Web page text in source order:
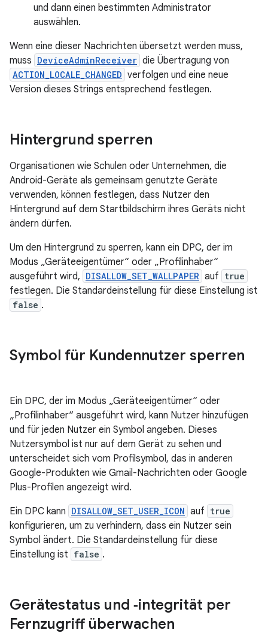
und dann einen bestimmten Administrator
auswählen.
Wenn eine dieser Nachrichten übersetzt werden muss,
muss DeviceAdminReceiver die Übertragung von
ACTION_LOCALE_CHANGED verfolgen und eine neue
Version dieses Strings entsprechend festlegen.
Hintergrund sperren
Organisationen wie Schulen oder Unternehmen, die
Android-Geräte als gemeinsam genutzte Geräte
verwenden, können festlegen, dass Nutzer den
Hintergrund auf dem Startbildschirm ihres Geräts nicht
ändern dürfen.
Um den Hintergrund zu sperren, kann ein DPC, der im
Modus „Geräteeigentümer“ oder „Profilinhaber“
ausgeführt wird, DISALLOW_SET_WALLPAPER auf true
festlegen. Die Standardeinstellung für diese Einstellung ist
false .
Symbol für Kundennutzer sperren
Ein DPC, der im Modus „Geräteeigentümer“ oder
„Profilinhaber“ ausgeführt wird, kann Nutzer hinzufügen
und für jeden Nutzer ein Symbol angeben. Dieses
Nutzersymbol ist nur auf dem Gerät zu sehen und
unterscheidet sich vom Profilsymbol, das in anderen
Google-Produkten wie Gmail-Nachrichten oder Google
Plus-Profilen angezeigt wird.
Ein DPC kann DISALLOW_SET_USER_ICON auf true
konfigurieren, um zu verhindern, dass ein Nutzer sein
Symbol ändert. Die Standardeinstellung für diese
Einstellung ist false .
Gerätestatus und ‑integrität per
Fernzugriff überwachen